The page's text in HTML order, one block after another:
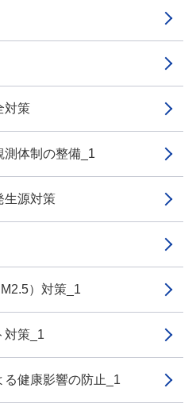
対策
体制の整備_1
源対策
）対策_1
策_1
健康影響の防止_1